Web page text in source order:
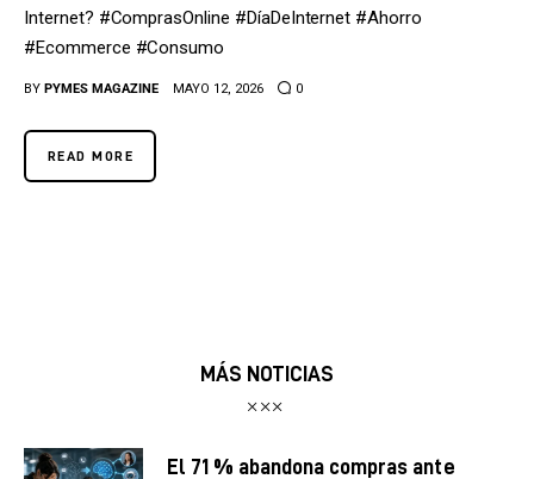
Internet? #ComprasOnline #DíaDeInternet #Ahorro
#Ecommerce #Consumo
BY PYMES MAGAZINE MAYO 12, 2026 0
READ MORE
MÁS NOTICIAS
El 71 % abandona compras ante